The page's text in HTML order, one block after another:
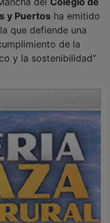
y Puertos ha emitido
que defiende una
de la
y la sostenibilidad”